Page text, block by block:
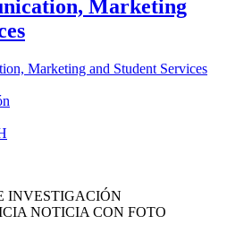
Marketing
Marketing and Student Services
INVESTIGACIÓN
NOTICIA CON FOTO